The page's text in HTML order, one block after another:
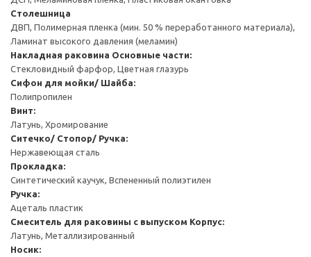
Столешница
ДВП, Полимерная пленка (мин. 50 % переработанного материала),
Ламинат высокого давления (меламин)
Накладная раковина Основные части:
Стекловидный фарфор, Цветная глазурь
Cифон для мойки/ Шайба:
Полипропилен
Винт:
Латунь, Хромирование
Ситечко/ Стопор/ Ручка:
Нержавеющая сталь
Прокладка:
Синтетический каучук, Вспененный полиэтилен
Ручка:
Ацеталь пластик
Смеситель для раковины с выпуском Корпус:
Латунь, Металлизированный
Носик: